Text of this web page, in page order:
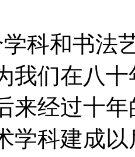
科和书法
我们在八
来经过十
学科建成